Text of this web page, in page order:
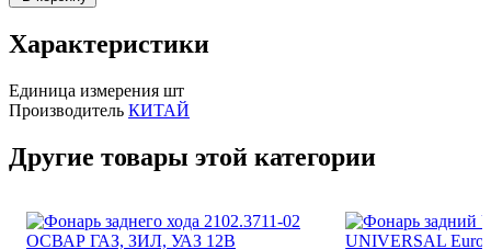
Характеристики
Единица измерения шт
Производитель КИТАЙ
Другие товары этой категории